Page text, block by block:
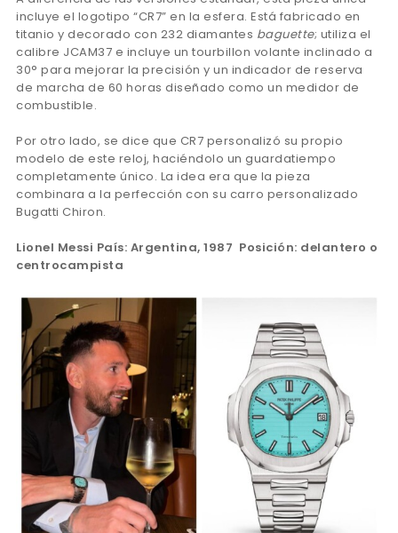
incluye el logotipo “CR7” en la esfera. Está fabricado en
titanio y decorado con 232 diamantes baguette; utiliza el
calibre JCAM37 e incluye un tourbillon volante inclinado a
30° para mejorar la precisión y un indicador de reserva
de marcha de 60 horas diseñado como un medidor de
combustible.
Por otro lado, se dice que CR7 personalizó su propio
modelo de este reloj, haciéndolo un guardatiempo
completamente único. La idea era que la pieza
combinara a la perfección con su carro personalizado
Bugatti Chiron.
Lionel Messi País: Argentina, 1987 Posición: delantero o
centrocampista